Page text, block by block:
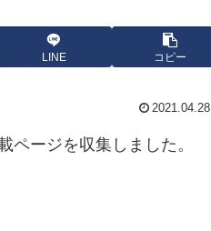
LINE コピー
2021.04.28
ページを収集しました。